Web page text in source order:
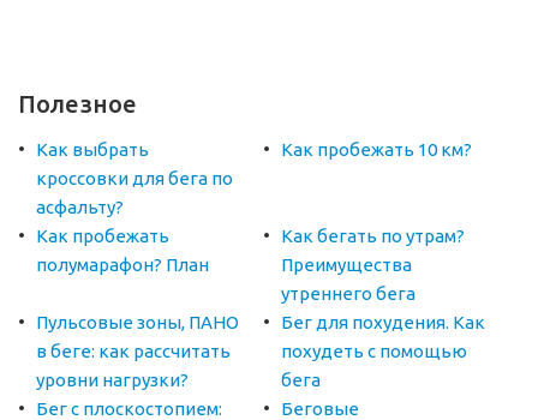
Полезное
Как выбрать
кроссовки для бега по
асфальту?
Как пробежать 10 км?
Как пробежать
полумарафон? План
Как бегать по утрам?
Преимущества
утреннего бега
Пульсовые зоны, ПАНО
в беге: как рассчитать
уровни нагрузки?
Бег для похудения. Как
похудеть с помощью
бега
Бег с плоскостопием:
Беговые